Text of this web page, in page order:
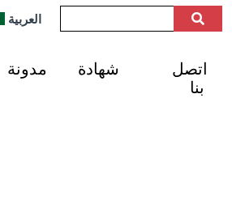
العربية
مدونة شهادة
اتصل
بنا